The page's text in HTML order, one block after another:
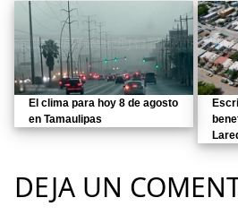
El clima para hoy 8 de agosto
en Tamaulipas
DEJA UN